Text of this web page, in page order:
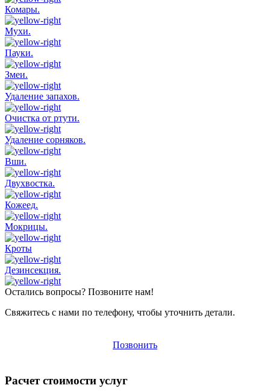
Комары.
Мухи.
Пауки.
Змеи.
Удаление запахов.
Очистка от ртути.
Удаление сорняков.
Вши.
Двухвостка.
Кожеед.
Мокрицы.
Кроты
Дезинсекция.
Остались вопросы? Позвоните нам!
Свяжитесь с нами по телефону, чтобы уточнить детали.
Позвонить
Расчет стоимости услуг